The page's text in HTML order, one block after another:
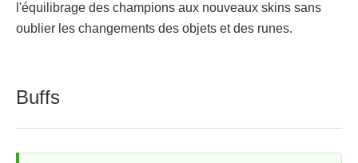
l'équilibrage des champions aux nouveaux skins sans
oublier les changements des objets et des runes.
Buffs